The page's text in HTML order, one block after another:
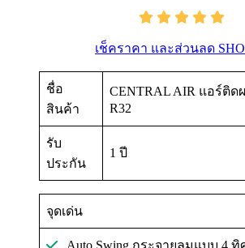
เช็คราคา และส่วนลด
ชื่อ
สินค้า
CENTRAL AIR แอร์ติด
R32
รับ
ประกัน
1 ปี
จุดเด่น